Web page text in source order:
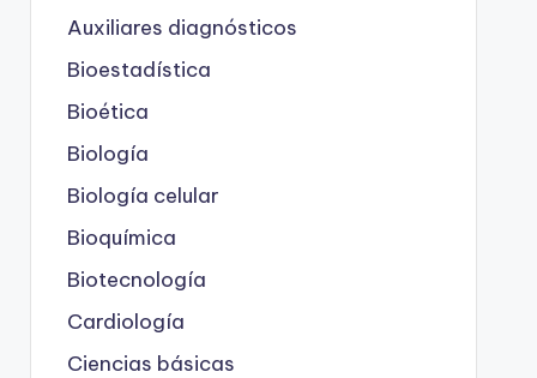
Auxiliares diagnósticos
Bioestadística
Bioética
Biología
Biología celular
Bioquímica
Biotecnología
Cardiología
Ciencias básicas